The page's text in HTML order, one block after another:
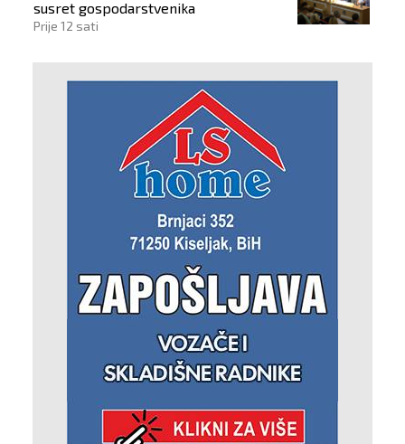
susret gospodarstvenika
Prije 12 sati